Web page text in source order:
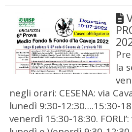
la
negli orari: CESENA: via
lunedì 9:30-12:30….15:30-
venerdì 15:30-18:30.